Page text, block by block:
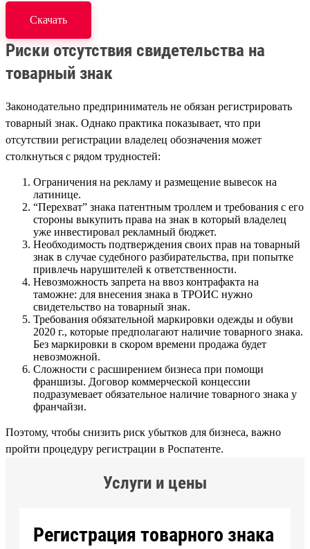
Скачать
Риски отсутствия свидетельства на
товарный знак
Законодательно предприниматель не обязан регистрировать
товарный знак. Однако практика показывает, что при
отсутствии регистрации владелец обозначения может
столкнуться с рядом трудностей:
Ограничения на рекламу и размещение вывесок на
латинице.
“Перехват” знака патентным троллем и требования с его
стороны выкупить права на знак в который владелец
уже инвестировал рекламный бюджет.
Необходимость подтверждения своих прав на товарный
знак в случае судебного разбирательства, при попытке
привлечь нарушителей к ответственности.
Невозможность запрета на ввоз контрафакта на
таможне: для внесения знака в ТРОИС нужно
свидетельство на товарный знак.
Требования обязательной маркировки одежды и обуви
2020 г., которые предполагают наличие товарного знака.
Без маркировки в скором времени продажа будет
невозможной.
Сложности с расширением бизнеса при помощи
франшизы. Договор коммерческой концессии
подразумевает обязательное наличие товарного знака у
франчайзи.
Поэтому, чтобы снизить риск убытков для бизнеса, важно
пройти процедуру регистрации в Роспатенте.
Услуги и цены
Регистрация товарного знака